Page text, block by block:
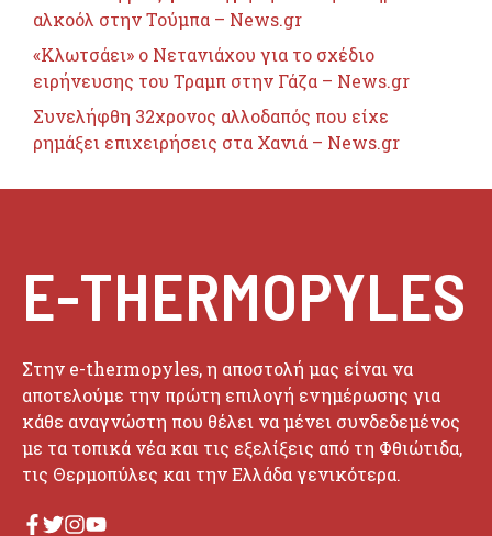
αλκοόλ στην Τούμπα – News.gr
«Κλωτσάει» ο Νετανιάχου για το σχέδιο
ειρήνευσης του Τραμπ στην Γάζα – News.gr
Συνελήφθη 32χρονος αλλοδαπός που είχε
ρημάξει επιχειρήσεις στα Χανιά – News.gr
E-THERMOPYLES
Στην e-thermopyles, η αποστολή μας είναι να
αποτελούμε την πρώτη επιλογή ενημέρωσης για
κάθε αναγνώστη που θέλει να μένει συνδεδεμένος
με τα τοπικά νέα και τις εξελίξεις από τη Φθιώτιδα,
τις Θερμοπύλες και την Ελλάδα γενικότερα.